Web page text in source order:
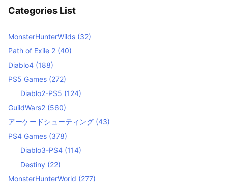
Categories List
MonsterHunterWilds (32)
Path of Exile 2 (40)
Diablo4 (188)
PS5 Games (272)
Diablo2-PS5 (124)
GuildWars2 (560)
アーケードシューティング (43)
PS4 Games (378)
Diablo3-PS4 (114)
Destiny (22)
MonsterHunterWorld (277)